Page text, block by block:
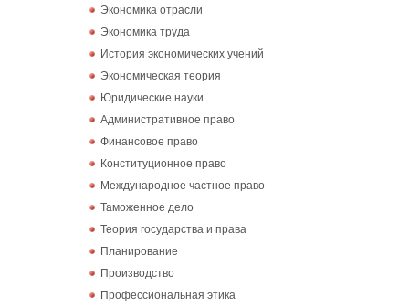
Экономика отрасли
Экономика труда
История экономических учений
Экономическая теория
Юридические науки
Административное право
Финансовое право
Конституционное право
Международное частное право
Таможенное дело
Теория государства и права
Планирование
Производство
Профессиональная этика